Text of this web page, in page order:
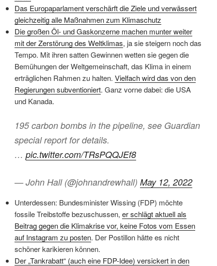
Das Europaparlament verschärft die Ziele und verwässert
gleichzeitig alle Maßnahmen zum Klimaschutz
Die großen Öl- und Gaskonzerne machen munter weiter
mit der Zerstörung des Weltklimas, ja sie steigern noch das
Tempo. Mit ihren satten Gewinnen wetten sie gegen die
Bemühungen der Weltgemeinschaft, das Klima in einem
erträglichen Rahmen zu halten. Vielfach wird das von den
Regierungen subventioniert. Ganz vorne dabei: die USA
und Kanada.
195 carbon bombs in the pipeline, see Guardian
special report for details.
… pic.twitter.com/TRsPQQJEf8
— John Hall (@johnandrewhall) May 12, 2022
Unterdessen: Bundesminister Wissing (FDP) möchte
fossile Treibstoffe bezuschussen, er schlägt aktuell als
Beitrag gegen die Klimakrise vor, keine Fotos vom Essen
auf Instagram zu posten. Der Postillon hätte es nicht
schöner karikieren können.
Der „Tankrabatt“ (auch eine FDP-Idee) versickert in den